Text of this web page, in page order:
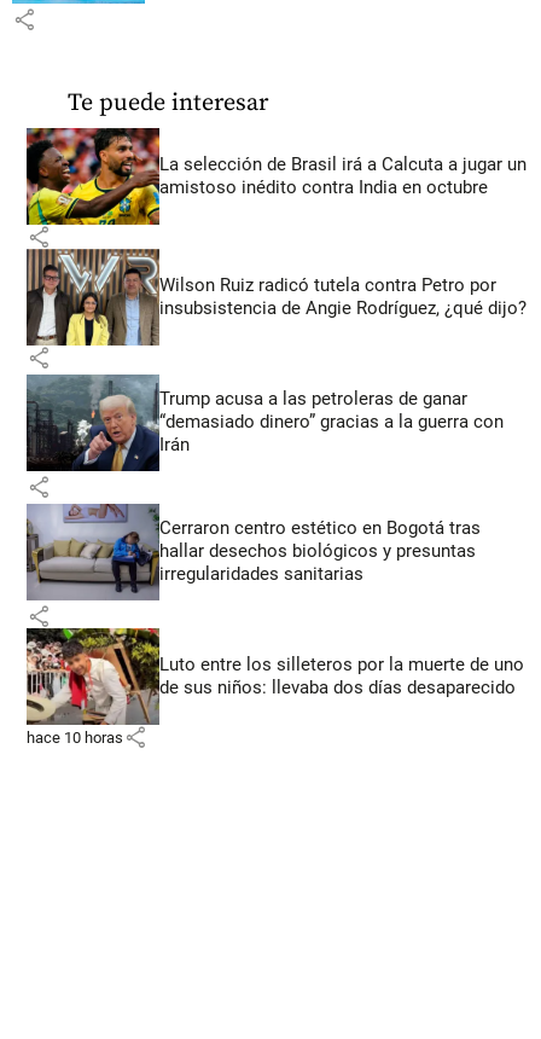
share
Te puede interesar
La selección de Brasil irá a Calcuta a jugar un
amistoso inédito contra India en octubre
share
Wilson Ruiz radicó tutela contra Petro por
insubsistencia de Angie Rodríguez, ¿qué dijo?
share
Trump acusa a las petroleras de ganar
“demasiado dinero” gracias a la guerra con
Irán
share
Cerraron centro estético en Bogotá tras
hallar desechos biológicos y presuntas
irregularidades sanitarias
share
Luto entre los silleteros por la muerte de uno
de sus niños: llevaba dos días desaparecido
hace 10 horas share